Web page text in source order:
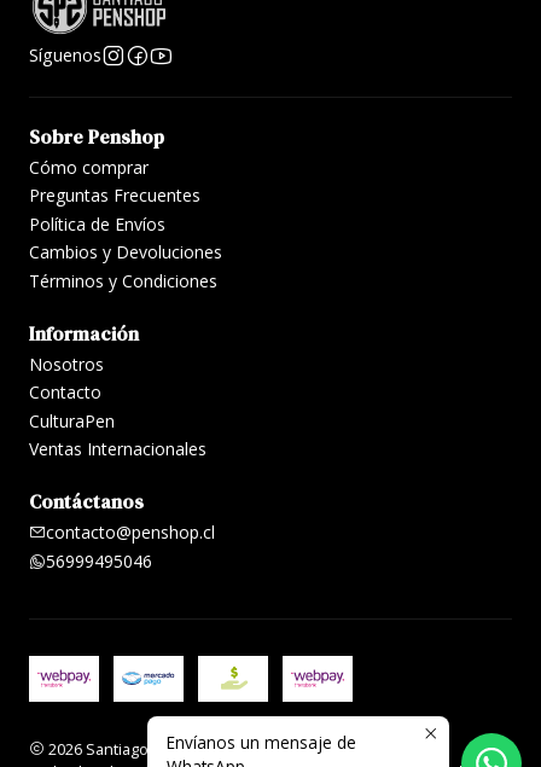
Síguenos
Sobre Penshop
Cómo comprar
Preguntas Frecuentes
Política de Envíos
Cambios y Devoluciones
Términos y Condiciones
Información
Nosotros
Contacto
CulturaPen
Ventas Internacionales
Contáctanos
contacto@penshop.cl
56999495046
2026 Santiago Penshop plumas, lapiceras y accesorios.
Envíanos un mensaje de